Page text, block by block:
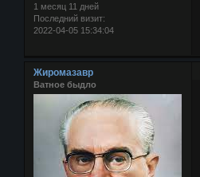
1 месяц 11 дней
Последний визит:
2022-04-05 15:34:04
Жиромазавр
Ватное быдло